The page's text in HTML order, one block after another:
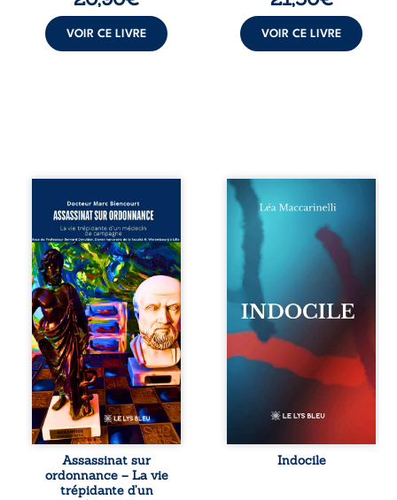
VOIR CE LIVRE VOIR CE LIVRE
ordonnance – La
vie trépidante
d’un médecin de
campagne est la
réédition enrichie
et actualisée du
témoignage du
Docteur Marc
Biencourt, ancien
médecin de
famille, qui revient
sur son parcours
médical, syndical
et ordinal. Depuis
septembre 2013, il
raconte le long
combat qui l’a
conduit à être
écarté du corps
Assassinat sur
ordonnance – La vie
trépidante d’un
Quatre parties.
Quatre refus.
Quatre visages
d’une existence en
friction. Entre les
silences qu’on ne
déchiffre pas, les
amours qu’on
dérange, les corps
qu’on administre
et les liens qu’on
sabote, cet
ouvrage parle à
vivent trop fort,
trop vrai, trop tôt.
traversée. Une
langue nue. Une
Indocile